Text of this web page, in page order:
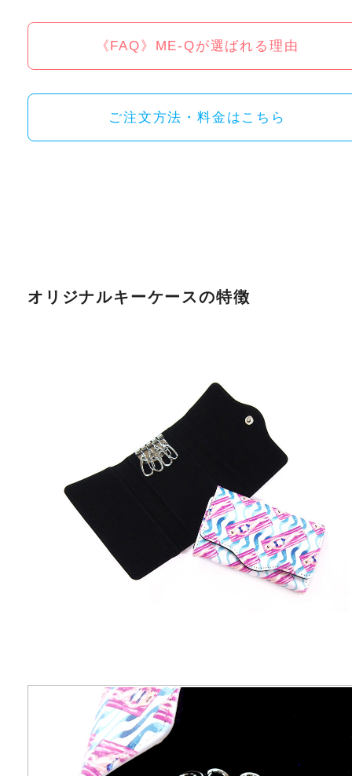
《FAQ》ME-Qが選ばれる理由
ご注文方法・料金はこちら
オリジナルキーケースの特徴